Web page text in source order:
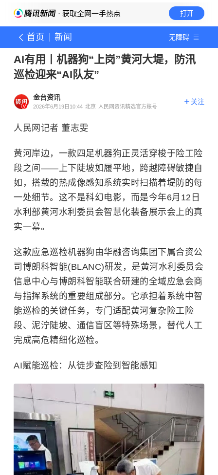
· 获取全网一手热点 打开
首页 新闻 无障碍
AI有用丨机器狗“上岗”黄河大堤，防汛
巡检迎来“AI队友”
金台资讯
2026年6月19日10:44 北京 人民网资讯精选官方账号
关注
人民网记者 董志雯
黄河岸边，一款四足机器狗正灵活穿梭于险工险
段之间——上下陡坡如履平地，跨越障碍敏捷自
如，搭载的热成像感知系统实时扫描着堤防的每
一处细节。这不是科幻电影，而是今年6月12日
水利部黄河水利委员会智慧化装备展示会上的真
实一幕。
这款应急巡检机器狗由华融咨询集团下属合资公
司博朗科智能(BLANC)研发，是黄河水利委员会
信息中心与博朗科智能联合研建的全域应急会商
与指挥系统的重要组成部分。它承担着系统中智
能巡检的关键任务，专门适配黄河复杂险工险
段、泥泞陡坡、通信盲区等特殊场景，替代人工
完成高危精细化巡检。
AI赋能巡检：从徒步查险到智能感知